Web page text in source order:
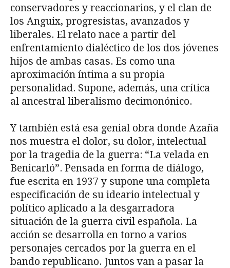
conservadores y reaccionarios, y el clan de
los Anguix, progresistas, avanzados y
liberales. El relato nace a partir del
enfrentamiento dialéctico de los dos jóvenes
hijos de ambas casas. Es como una
aproximación íntima a su propia
personalidad. Supone, además, una crítica
al ancestral liberalismo decimonónico.
Y también está esa genial obra donde Azaña
nos muestra el dolor, su dolor, intelectual
por la tragedia de la guerra: “La velada en
Benicarló”. Pensada en forma de diálogo,
fue escrita en 1937 y supone una completa
especificación de su ideario intelectual y
político aplicado a la desgarradora
situación de la guerra civil española. La
acción se desarrolla en torno a varios
personajes cercados por la guerra en el
bando republicano. Juntos van a pasar la